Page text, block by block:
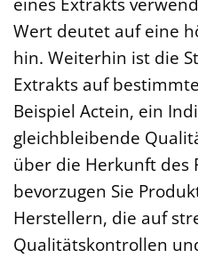
Wert deutet auf eine
hin. Weiterhin ist die
Extrakts auf
Beispiel Actein, ein
gleichbleibende
über die Herkunft des
bevorzugen Sie
Herstellern, die auf
Qualitätskontrollen